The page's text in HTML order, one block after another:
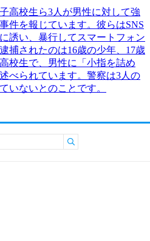
高校生ら3人が男性に対して強
件を報じています。彼らはSNS
誘い、暴行してスマートフォン
捕されたのは16歳の少年、17歳
校生で、男性に「小指を詰め
べられています。警察は3人の
いないとのことです。